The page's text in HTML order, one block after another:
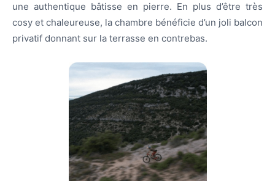
une authentique bâtisse en pierre. En plus d’être très
cosy et chaleureuse, la chambre bénéficie d’un joli balcon
privatif donnant sur la terrasse en contrebas.